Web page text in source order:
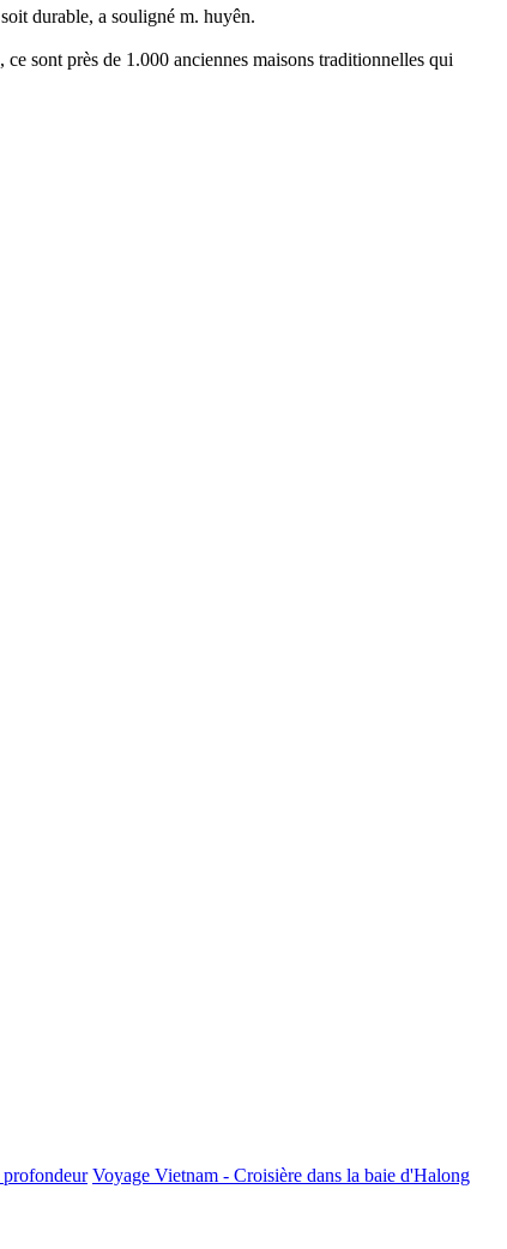
durable, a souligné m. huyên.
sont près de 1.000 anciennes maisons traditionnelles qui
Voyage Vietnam - Croisière dans la baie d'Halong